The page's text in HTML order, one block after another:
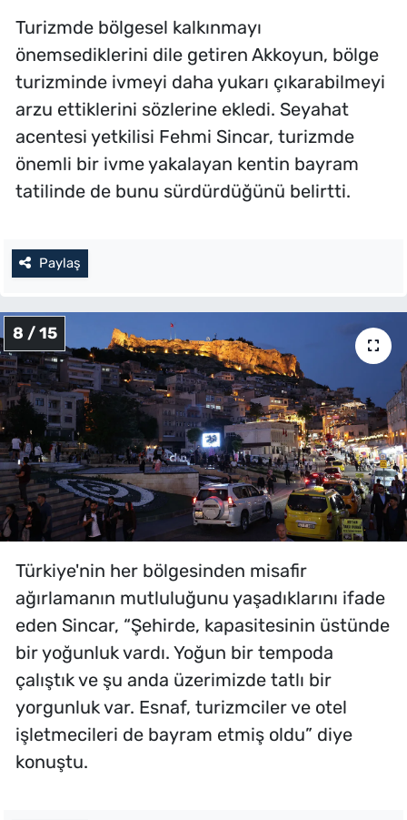
Turizmde bölgesel kalkınmayı
önemsediklerini dile getiren Akkoyun, bölge
turizminde ivmeyi daha yukarı çıkarabilmeyi
arzu ettiklerini sözlerine ekledi. Seyahat
acentesi yetkilisi Fehmi Sincar, turizmde
önemli bir ivme yakalayan kentin bayram
tatilinde de bunu sürdürdüğünü belirtti.
Paylaş
8 / 15
Türkiye'nin her bölgesinden misafir
ağırlamanın mutluluğunu yaşadıklarını ifade
eden Sincar, “Şehirde, kapasitesinin üstünde
bir yoğunluk vardı. Yoğun bir tempoda
çalıştık ve şu anda üzerimizde tatlı bir
yorgunluk var. Esnaf, turizmciler ve otel
işletmecileri de bayram etmiş oldu” diye
konuştu.